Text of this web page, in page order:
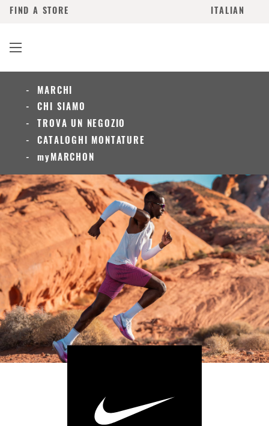
ITALIAN
FIND A STORE
MARCHI
CHI SIAMO
TROVA UN NEGOZIO
CATALOGHI MONTATURE
myMARCHON